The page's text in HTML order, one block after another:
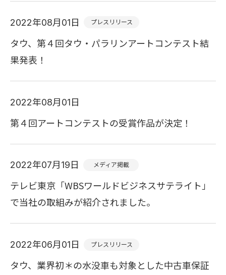
2022年08月01日 プレスリリース
タウ、第４回タウ・パラリンアートコンテスト結
果発表！
2022年08月01日
第４回アートコンテストの受賞作品が決定！
2022年07月19日 メディア掲載
テレビ東京「WBSワールドビジネスサテライト」
で当社の取組みが紹介されました。
2022年06月01日 プレスリリース
タウ、業界初＊の水没車も対象とした中古車保証